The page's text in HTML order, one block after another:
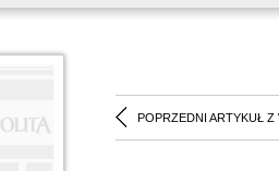
POPRZEDNI ARTYKUŁ Z